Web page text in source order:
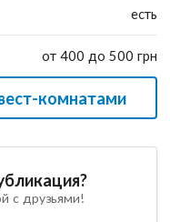
есть
от 400 до 500 грн
комнатами
с друзьями!